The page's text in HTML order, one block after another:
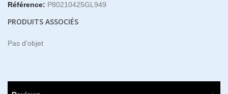
Référence: P80210425GL949
PRODUITS ASSOCIÉS
Pas d'objet